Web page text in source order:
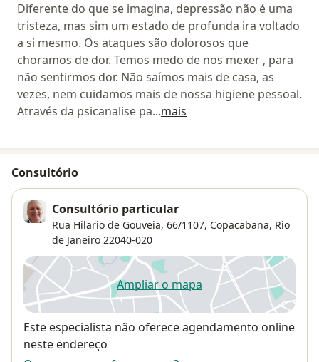
Diferente do que se imagina, depressão não é uma
tristeza, mas sim um estado de profunda ira voltado
a si mesmo. Os ataques são dolorosos que
choramos de dor. Temos medo de nos mexer , para
não sentirmos dor. Não saímos mais de casa, as
vezes, nem cuidamos mais de nossa higiene pessoal.
Através da psicanalise pa...mais
Consultório
Consultório particular
Rua Hilario de Gouveia, 66/1107, Copacabana, Rio
de Janeiro 22040-020
Ampliar o mapaabre num novo separador
Disponibilidade
Este especialista não oferece agendamento online
neste endereço